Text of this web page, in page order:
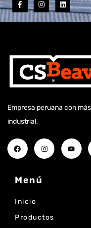
Empresa peruana con
industrial.
Menú
Inicio
Productos